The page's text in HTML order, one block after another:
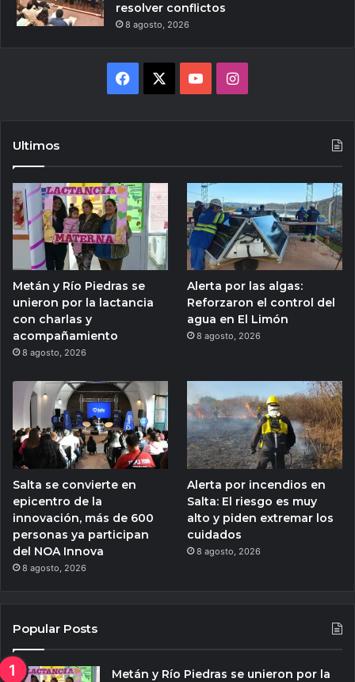
resolver conflictos
8 agosto, 2026
Facebook YouTubeInstagram
Ultimos
Metán y Río Piedras se
unieron por la lactancia
con charlas y
acompañamiento
8 agosto, 2026
Alerta por las algas:
Reforzaron el control del
agua en El Limón
8 agosto, 2026
Salta se convierte en
epicentro de la
innovación, más de 600
personas ya participan
del NOA Innova
8 agosto, 2026
Alerta por incendios en
Salta: El riesgo es muy
alto y piden extremar los
cuidados
8 agosto, 2026
Popular Posts
Metán y Río Piedras se unieron por la